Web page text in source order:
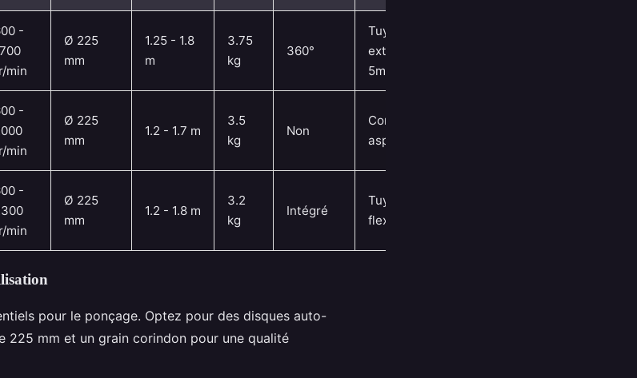
-
min
Ø 225
mm
1.25 - 1.8
m
3.75
kg
360°
Tuyau
extensible
5m
-
min
Ø 225
mm
1.2 - 1.7 m
3.5
kg
Non
Compatible
aspirateur
-
min
Ø 225
mm
1.2 - 1.8 m
3.2
kg
Intégré
Tuyau
flexible 4m
pour le ponçage. Optez pour des disques auto-
225 mm et un grain corindon pour une qualité